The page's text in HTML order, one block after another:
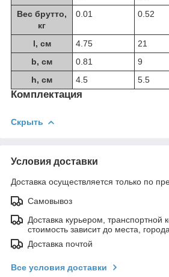
Вес брутто,
кг
0.01 0.52
l, см 4.75 21
b, см
0.81 9
h, см
4.5 5.5
Комплектация
Скрыть
Условия доставки
Доставка осуществляется только по
Самовывоз
Доставка курьером, транспортной
стоимость зависит до места,
Доставка почтой
Все условия доставки